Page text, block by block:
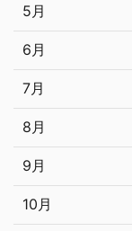
5月
6月
7月
8月
9月
10月